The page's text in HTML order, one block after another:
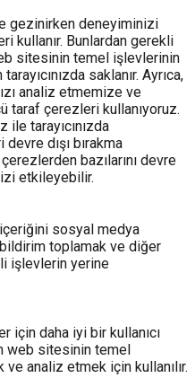
gezinirken deneyiminizi
kullanır. Bunlardan gerekli
sitesinin temel işlevlerinin
saklanır. Ayrıca,
analiz etmemize ve
taraf çerezleri kullanıyoruz.
ile tarayıcınızda
dışı bırakma
bazılarını devre
etkileyebilir.
sosyal medya
toplamak ve diğer
işlevlerin yerine
için daha iyi bir kullanıcı
web sitesinin temel
analiz etmek için kullanılır.